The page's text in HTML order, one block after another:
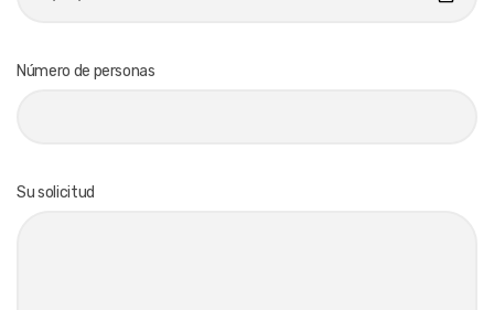
Número de personas
Su solicitud